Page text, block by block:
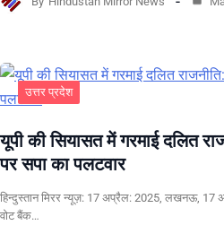
उत्तर प्रदेश
यूपी की सियासत में गरमाई दलित
पर सपा का पलटवार
हिन्दुस्तान मिरर न्यूज़: 17 अप्रैल: 2025, लखनऊ, 17
वोट बैंक…